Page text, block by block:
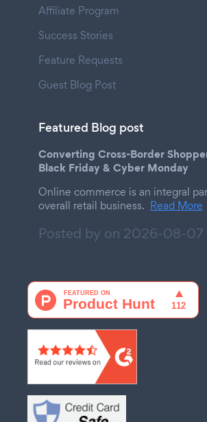
Affiliate Program
Success Stories
Feature Requests
Guest Blog Post
Featured Blog post
Converting Cross-Border
Black Friday & Cyber Monday
Online commerce is an integral
overall retail business. Read More
Posted by on 2026-08-07